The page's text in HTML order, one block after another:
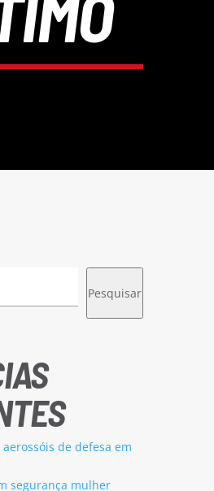
Pesquisar
aerossóis de defesa em
segurança mulher